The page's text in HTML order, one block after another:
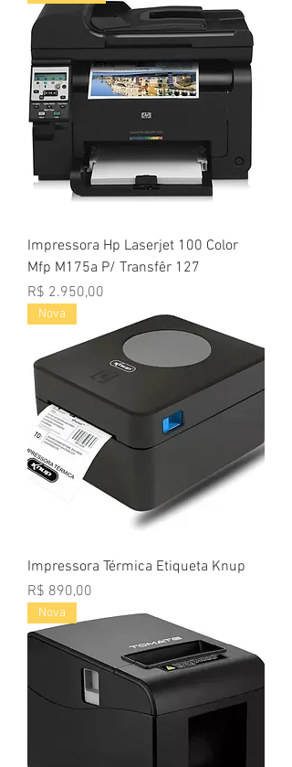
Impressora Hp Laserjet 100 Color
Mfp M175a P/ Transfêr 127
Preço
R$ 2.950,00
Nova
Impressora Térmica Etiqueta Knup
Preço
R$ 890,00
Nova